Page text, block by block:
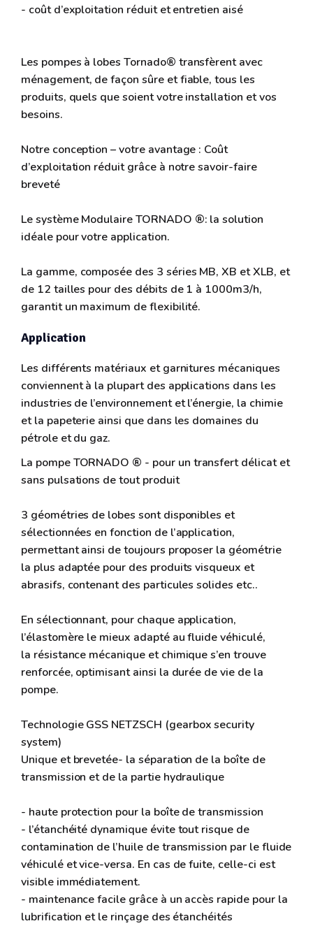
- coût d’exploitation réduit et entretien aisé
Les pompes à lobes Tornado® transfèrent avec
ménagement, de façon sûre et fiable, tous les
produits, quels que soient votre installation et vos
besoins.
Notre conception – votre avantage : Coût
d’exploitation réduit grâce à notre savoir-faire
breveté
Le système Modulaire TORNADO ®: la solution
idéale pour votre application.
La gamme, composée des 3 séries MB, XB et XLB, et
de 12 tailles pour des débits de 1 à 1000m3/h,
garantit un maximum de flexibilité.
Application
Les différents matériaux et garnitures mécaniques
conviennent à la plupart des applications dans les
industries de l’environnement et l’énergie, la chimie
et la papeterie ainsi que dans les domaines du
pétrole et du gaz.
La pompe TORNADO ® - pour un transfert délicat et
sans pulsations de tout produit
3 géométries de lobes sont disponibles et
sélectionnées en fonction de l’application,
permettant ainsi de toujours proposer la géométrie
la plus adaptée pour des produits visqueux et
abrasifs, contenant des particules solides etc..
En sélectionnant, pour chaque application,
l’élastomère le mieux adapté au fluide véhiculé,
la résistance mécanique et chimique s’en trouve
renforcée, optimisant ainsi la durée de vie de la
pompe.
Technologie GSS NETZSCH (gearbox security
system)
Unique et brevetée- la séparation de la boîte de
transmission et de la partie hydraulique
- haute protection pour la boîte de transmission
- l’étanchéité dynamique évite tout risque de
contamination de l’huile de transmission par le fluide
véhiculé et vice-versa. En cas de fuite, celle-ci est
visible immédiatement.
- maintenance facile grâce à un accès rapide pour la
lubrification et le rinçage des étanchéités